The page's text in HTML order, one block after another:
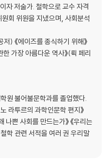
자 저술가. 철학으로 교수 자격
회 위원을 지냈으며, 사회분석
저) 《에이즈를 종식하기 위해》
가장 아름다운 역사》(뤽 페리
원 불어불문학과를 졸업했다.
라투르의 과학인문학 편지》
나쁜 사회를 만드는가》 《우리는
학 관련 서적을 여러 권 우리말